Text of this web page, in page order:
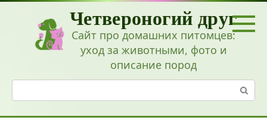
Перейти
Четвероногий друг
Сайт про домашних питомцев:
уход за животными, фото и
описание пород
Поиск: